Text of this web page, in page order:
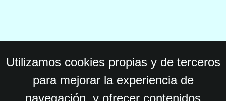
Utilizamos cookies propias y de terceros
para mejorar la experiencia de
navegación, y ofrecer contenidos